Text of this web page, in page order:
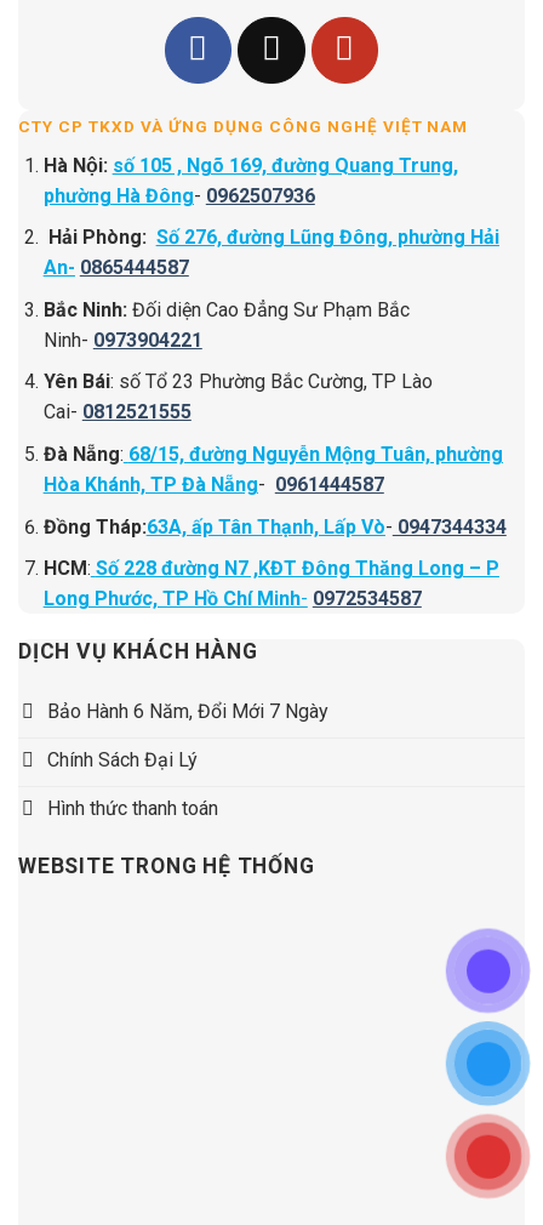
CTY CP TKXD VÀ ỨNG DỤNG CÔNG NGHỆ VIỆT NAM
Hà Nội: số 105 , Ngõ 169, đường Quang Trung,
phường Hà Đông- 0962507936
Hải Phòng: Số 276, đường Lũng Đông, phường Hải
An- 0865444587
Bắc Ninh: Đối diện Cao Đẳng Sư Phạm Bắc
Ninh- 0973904221
Yên Bái: số Tổ 23 Phường Bắc Cường, TP Lào
Cai- 0812521555
Đà Nẵng: 68/15, đường Nguyễn Mộng Tuân, phường
Hòa Khánh, TP Đà Nẵng- 0961444587
Đồng Tháp:63A, ấp Tân Thạnh, Lấp Vò- 0947344334
HCM: Số 228 đường N7 ,KĐT Đông Thăng Long – P
Long Phước, TP Hồ Chí Minh- 0972534587
DỊCH VỤ KHÁCH HÀNG
Bảo Hành 6 Năm, Đổi Mới 7 Ngày
Chính Sách Đại Lý
Hình thức thanh toán
WEBSITE TRONG HỆ THỐNG